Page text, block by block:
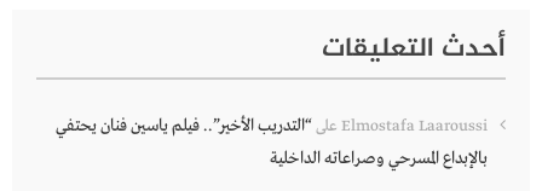
أحدث التعليقات
Elmostafa Laaroussi على“التدريب الأخير”.. فيلم ياسين فنان يحتفي
بالإبداع المسرحي وصراعاته الداخلية